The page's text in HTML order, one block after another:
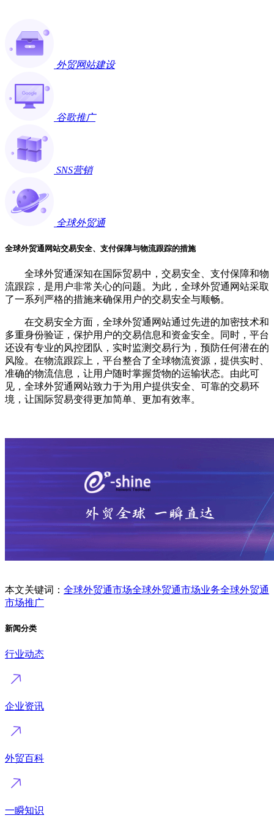
外贸网站建设
谷歌推广
SNS营销
全球外贸通
全球外贸通网站交易安全、支付保障与物流跟踪的措施
全球外贸通深知在国际贸易中，交易安全、支付保障和物
流跟踪，是用户非常关心的问题。为此，全球外贸通网站采取
了一系列严格的措施来确保用户的交易安全与顺畅。
在交易安全方面，全球外贸通网站通过先进的加密技术和
多重身份验证，保护用户的交易信息和资金安全。同时，平台
还设有专业的风控团队，实时监测交易行为，预防任何潜在的
风险。在物流跟踪上，平台整合了全球物流资源，提供实时、
准确的物流信息，让用户随时掌握货物的运输状态。由此可
见，全球外贸通网站致力于为用户提供安全、可靠的交易环
境，让国际贸易变得更加简单、更加有效率。
本文关键词： 全球外贸通市场全球外贸通市场业务全球外贸通
市场推广
新闻分类
行业动态
企业资讯
外贸百科
一瞬知识